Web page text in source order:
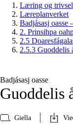
Læring og trivsel
Læreplanverket
Badjásasj oasse
2. Prinsihpa
2.5
2.5.3 Guoddelis
Badjásasj oasse
Guoddelis
Giella